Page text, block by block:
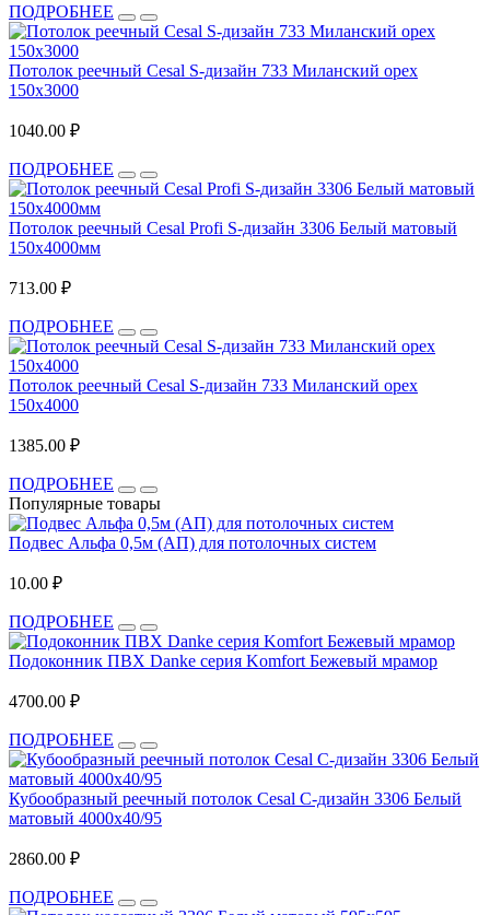
ПОДРОБНЕЕ
Потолок реечный Cesal S-дизайн 733 Миланский орех
150х3000
1040.00 ₽
ПОДРОБНЕЕ
Потолок реечный Cesal Profi S-дизайн 3306 Белый матовый
150x4000мм
713.00 ₽
ПОДРОБНЕЕ
Потолок реечный Cesal S-дизайн 733 Миланский орех
150х4000
1385.00 ₽
ПОДРОБНЕЕ
Популярные товары
Подвес Альфа 0,5м (АП) для потолочных систем
10.00 ₽
ПОДРОБНЕЕ
Подоконник ПВХ Danke серия Komfort Бежевый мрамор
4700.00 ₽
ПОДРОБНЕЕ
Кубообразный реечный потолок Cesal C-дизайн 3306 Белый
матовый 4000х40/95
2860.00 ₽
ПОДРОБНЕЕ